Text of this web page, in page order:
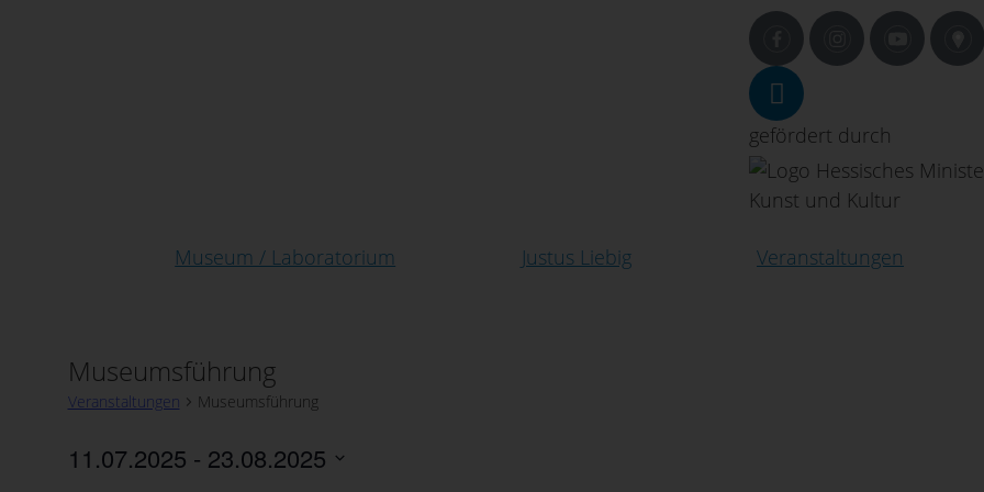
gefördert durch
Museum / Laboratorium Justus Liebig Veranstaltungen
Museumsführung
Veranstaltungen Museumsführung
11.07.2025 - 23.08.2025